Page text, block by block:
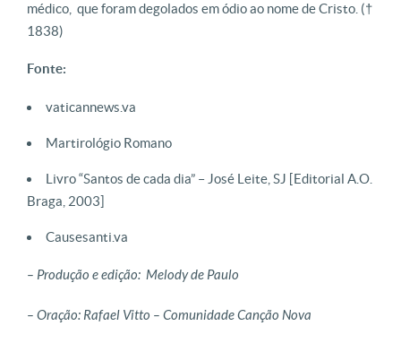
médico, que foram degolados em ódio ao nome de Cristo. (†
1838)
Fonte:
vaticannews.va
Martirológio Romano
Livro “Santos de cada dia” – José Leite, SJ [Editorial A.O.
Braga, 2003]
Causesanti.va
– Produção e edição: Melody de Paulo
– Oração: Rafael Vitto – Comunidade Canção Nova